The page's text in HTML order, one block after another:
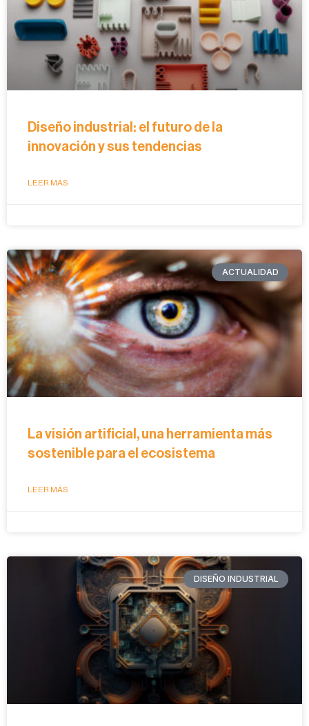
Diseño industrial: el futuro de la
innovación y sus tendencias
LEER MÁS
ACTUALIDAD
La visión artificial, una herramienta más
sostenible para el ecosistema
LEER MÁS
DISEÑO INDUSTRIAL